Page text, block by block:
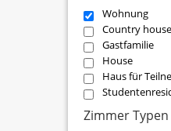
Wohnung
Country
Gastfamilie
House
Haus für
Zimmer Typen